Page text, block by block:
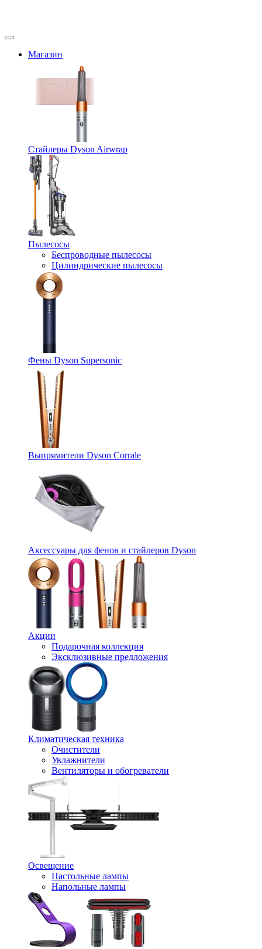
Магазин
Стайлеры Dyson Airwrap
Пылесосы
Беспроводные пылесосы
Цилиндрические пылесосы
Фены Dyson Supersonic
Выпрямители Dyson Corrale
Аксессуары для фенов и стайлеров Dyson
Акции
Подарочная коллекция
Эксклюзивные предложения
Климатическая техника
Очистители
Увлажнители
Вентиляторы и обогреватели
Освещение
Настольные лампы
Напольные лампы